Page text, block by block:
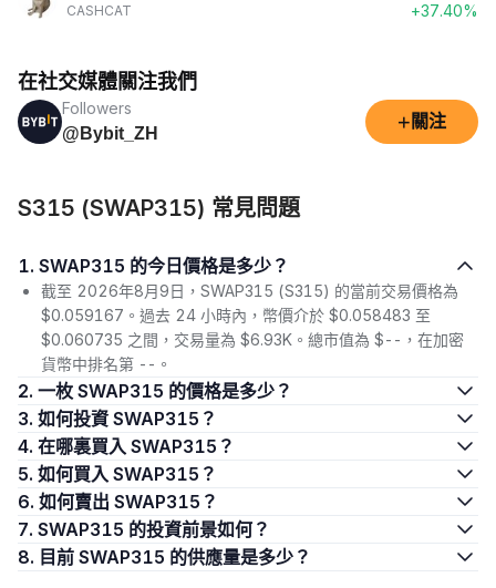
CASHCAT
+37.40%
在社交媒體關注我們
Followers
@Bybit_ZH
+ 關注
S315 (SWAP315) 常見問題
1. SWAP315 的今日價格是多少？
截至 2026年8月9日，SWAP315 (S315) 的當前交易價格為
$0.059167。過去 24 小時內，幣價介於 $0.058483 至
$0.060735 之間，交易量為 $6.93K。總市值為 $--，在加密
貨幣中排名第 --。
2. 一枚 SWAP315 的價格是多少？
3. 如何投資 SWAP315？
4. 在哪裏買入 SWAP315？
5. 如何買入 SWAP315？
6. 如何賣出 SWAP315？
7. SWAP315 的投資前景如何？
8. 目前 SWAP315 的供應量是多少？